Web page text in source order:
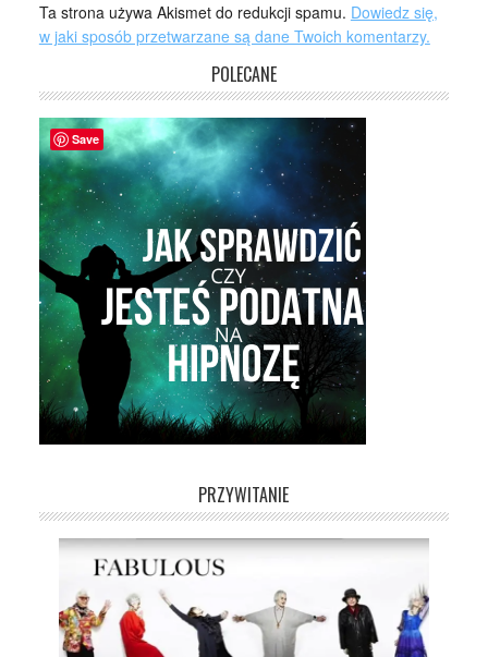
Ta strona używa Akismet do redukcji spamu. Dowiedz się,
w jaki sposób przetwarzane są dane Twoich komentarzy.
POLECANE
PRZYWITANIE
Save